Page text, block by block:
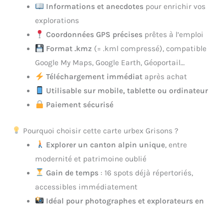
Informations et anecdotes pour enrichir vos
explorations
Coordonnées GPS précises prêtes à l’emploi
Format .kmz (= .kml compressé), compatible
Google My Maps, Google Earth, Géoportail…
Téléchargement immédiat après achat
Utilisable sur mobile, tablette ou ordinateur
Paiement sécurisé
Pourquoi choisir cette carte urbex Grisons ?
Explorer un canton alpin unique, entre
modernité et patrimoine oublié
Gain de temps : 16 spots déjà répertoriés,
accessibles immédiatement
Idéal pour photographes et explorateurs en